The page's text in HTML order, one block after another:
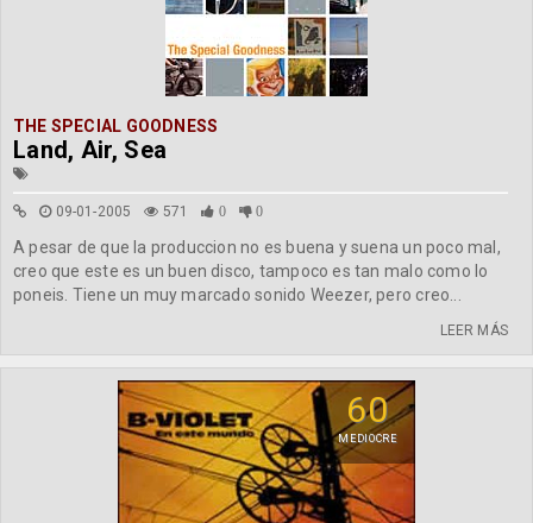
THE SPECIAL GOODNESS
Land, Air, Sea
09-01-2005 571 0 0
A pesar de que la produccion no es buena y suena un poco mal,
creo que este es un buen disco, tampoco es tan malo como lo
poneis. Tiene un muy marcado sonido Weezer, pero creo...
LEER MÁS
60
MEDIOCRE